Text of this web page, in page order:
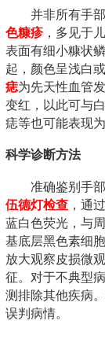
并非所有手
色糠疹，多见于
表面有细小糠状
起，颜色呈浅白
痣为先天性血管
变红，以此可与
痣等也可能表现
科学诊断方法
准确鉴别手
伍德灯检查 ，通
蓝白色荧光，与
基底层黑色素细
放大观察皮损微
征。对于不典型
测排除其他疾病
误判病情。